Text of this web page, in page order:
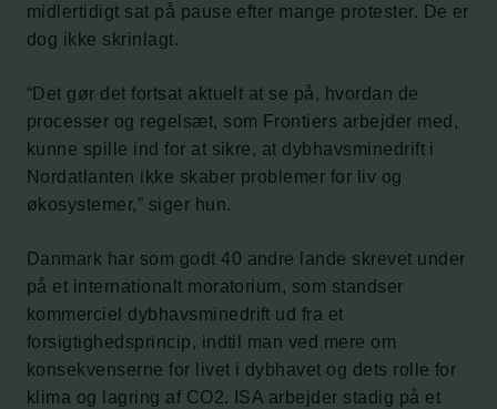
midlertidigt sat på pause efter mange protester. De er
dog ikke skrinlagt.
“Det gør det fortsat aktuelt at se på, hvordan de
processer og regelsæt, som Frontiers arbejder med,
kunne spille ind for at sikre, at dybhavsminedrift i
Nordatlanten ikke skaber problemer for liv og
økosystemer,” siger hun.
Danmark har som godt 40 andre lande skrevet under
på et internationalt moratorium, som standser
kommerciel dybhavsminedrift ud fra et
forsigtighedsprincip, indtil man ved mere om
konsekvenserne for livet i dybhavet og dets rolle for
klima og lagring af CO2. ISA arbejder stadig på et